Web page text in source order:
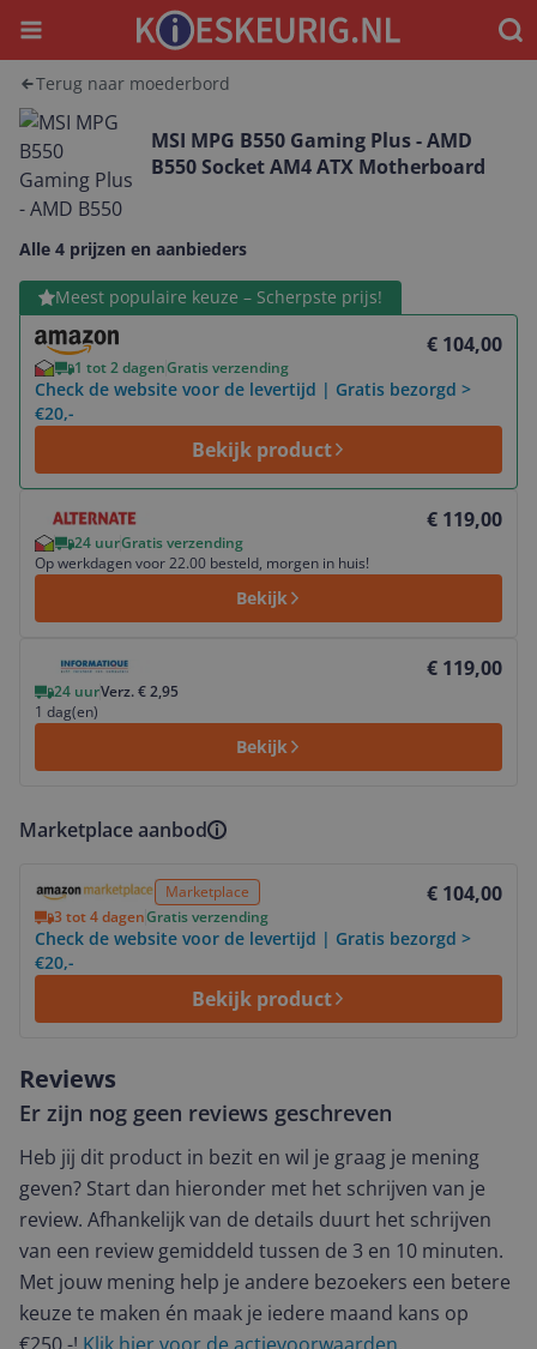
Menu
Terug naar moederbord
MSI MPG B550 Gaming Plus - AMD
B550 Socket AM4 ATX Motherboard
Alle 4 prijzen en aanbieders
Meest populaire keuze – Scherpste prijs!
€ 104,00
1 tot 2 dagenGratis verzending
Check de website voor de levertijd | Gratis bezorgd >
€20,-
Bekijk product
Bekijk product
€ 119,00
24 uurGratis verzending
Op werkdagen voor 22.00 besteld, morgen in huis!
Bekijk
€ 119,00
24 uurVerz. € 2,95
1 dag(en)
Bekijk
Marketplace aanbod
Marketplace € 104,00
3 tot 4 dagenGratis verzending
Check de website voor de levertijd | Gratis bezorgd >
€20,-
Bekijk product
Reviews
Er zijn nog geen reviews geschreven
Heb jij dit product in bezit en wil je graag je mening
geven? Start dan hieronder met het schrijven van je
review. Afhankelijk van de details duurt het schrijven
van een review gemiddeld tussen de 3 en 10 minuten.
Met jouw mening help je andere bezoekers een betere
keuze te maken én maak je iedere maand kans op